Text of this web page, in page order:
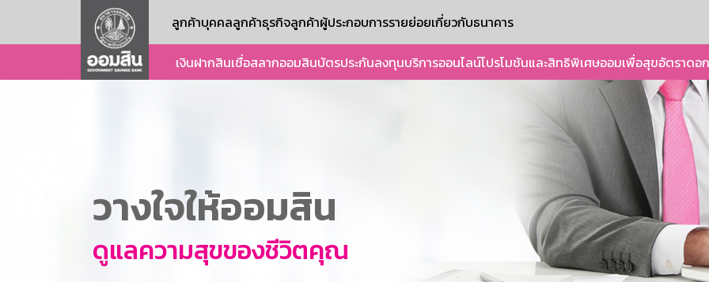
ลูกค้าบุคคลลูกค้าธุรกิจลูกค้าผู้ประกอบการรายย่อยเกี่ยวกับธนาคาร
เงินฝากสินเชื่อสลากออมสินบัตรประกันลงทุนบริการออนไลน์โปรโมชันและสิทธิพิเศษออมเพื่อสุขอัตราดอ
วางใจให้ออมสิน
ดูแลความสุขของชีวิตคุณ